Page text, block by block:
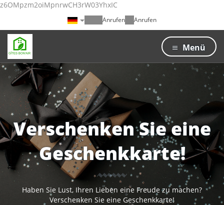
z6OMpzm2oiMpnrwCH3rW03YhxIC
Anrufen Anrufen
Menü
Verschenken Sie eine
Geschenkkarte!
Haben Sie Lust, Ihren Lieben eine Freude zu machen?
Verschenken Sie eine Geschenkkarte!